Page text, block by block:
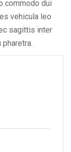
commodo dui
vehicula leo
sagittis inter